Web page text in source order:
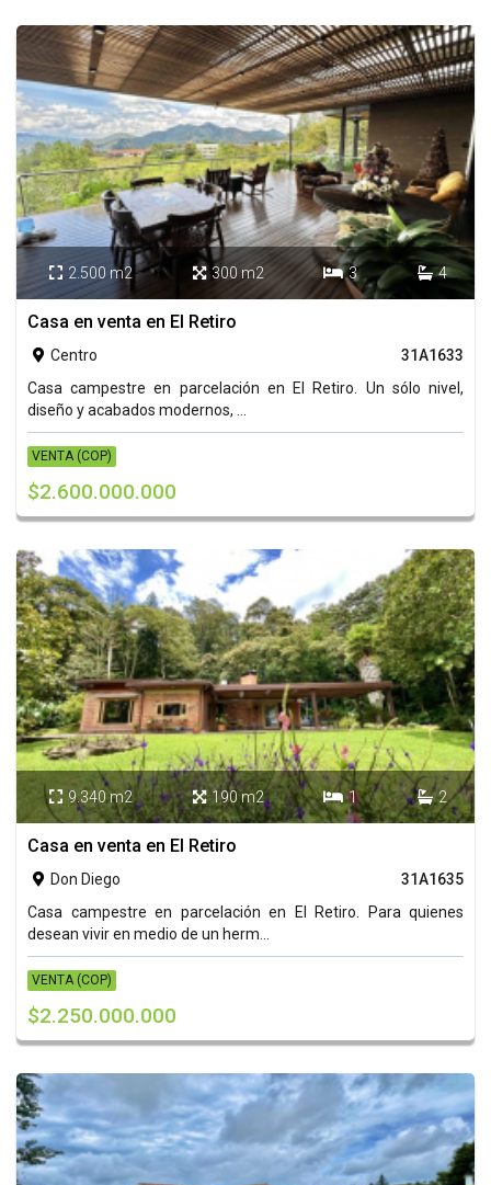
 2.500 m2  300 m2  3  4
Casa en venta en El Retiro
 Centro
31A1633
Casa campestre en parcelación en El Retiro. Un sólo nivel,
diseño y acabados modernos, ...
VENTA (COP)
$2.600.000.000
 9.340 m2  190 m2  1  2
Casa en venta en El Retiro
 Don Diego
31A1635
Casa campestre en parcelación en El Retiro. Para quienes
desean vivir en medio de un herm...
VENTA (COP)
$2.250.000.000